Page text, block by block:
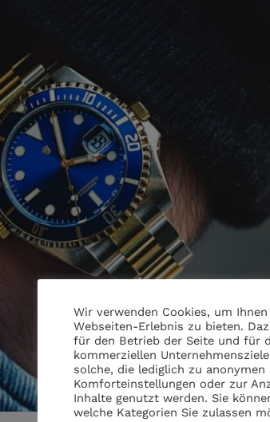
Wir verwenden Cookies, um
Webseiten-Erlebnis zu bieten.
für den Betrieb der Seite und für
kommerziellen
solche, die lediglich zu
Komforteinstellungen oder zur
Inhalte genutzt werden. Sie
welche Kategorien Sie zulassen